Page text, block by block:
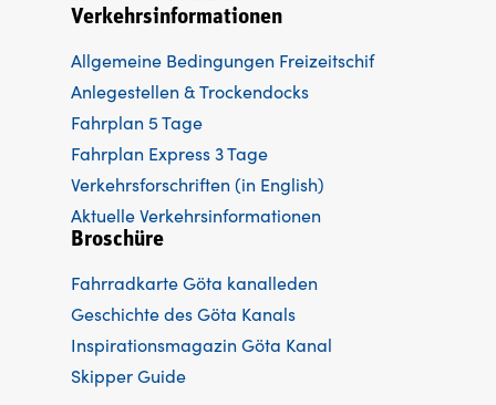
Verkehrsinformationen
Allgemeine Bedingungen Freizeitschif
Anlegestellen & Trockendocks
Fahrplan 5 Tage
Fahrplan Express 3 Tage
Verkehrsforschriften (in English)
Aktuelle Verkehrsinformationen
Broschüre
Fahrradkarte Göta kanalleden
Geschichte des Göta Kanals
Inspirationsmagazin Göta Kanal
Skipper Guide